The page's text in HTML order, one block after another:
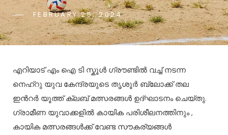
FEBRUARY 25, 2024
എറിയാട് എം ഐ ടി സ്കൂൾ ഗ്രൗണ്ടിൽ വച്ച് നടന്ന
നെഹ്റു യുവ കേന്ദ്രയുടെ തൃശൂർ ബ്ലോക്ക് തല
ഇൻറർ യൂത്ത് ക്ലബ് മത്സരങ്ങൾ ഉദ്ഘാടനം ചെയ്തു.
ഗ്രാമീണ യുവാക്കളിൽ കായിക പരിശീലനത്തിനും ,
കായിക മത്സരങ്ങൾക്ക് വേണ്ട സൗകര്യങ്ങൾ